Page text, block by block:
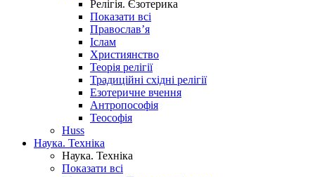
Релігія. Єзотерика
Показати всі
Православ’я
Іслам
Християнство
Теорія релігії
Традиційні східні релігії
Езотеричне вчення
Антропософія
Теософія
Huss
Наука. Техніка
Наука. Техніка
Показати всі